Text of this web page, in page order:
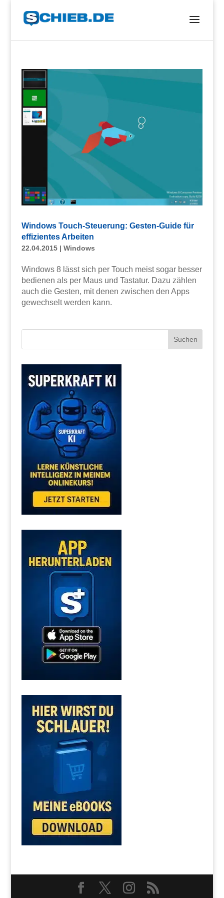
Windows Touch-Steuerung: Gesten-Guide für
effizientes Arbeiten
22.04.2015| Windows
Windows 8 lässt sich per Touch meist sogar besser
bedienen als per Maus und Tastatur. Dazu zählen
auch die Gesten, mit denen zwischen den Apps
gewechselt werden kann.